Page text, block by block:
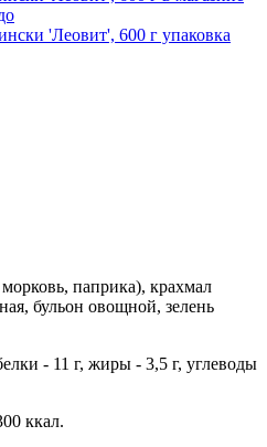
паприка), крахмал
бульон овощной, зелень
- 11 г, жиры - 3,5 г, углеводы
ккал.